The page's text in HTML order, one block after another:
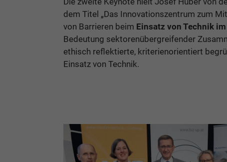
dem Titel „Das Innovationszentrum zum
von Barrieren beim Einsatz von Technik
Bedeutung sektorenübergreifender
ethisch reflektierte, kriterienorientiert
Einsatz von Technik.